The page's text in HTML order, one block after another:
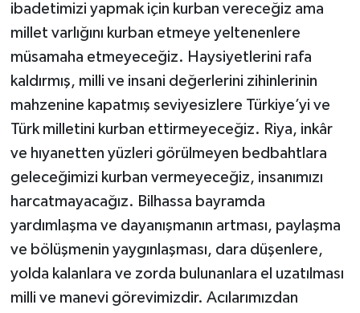
ibadetimizi yapmak için kurban vereceğiz ama
millet varlığını kurban etmeye yeltenenlere
müsamaha etmeyeceğiz. Haysiyetlerini rafa
kaldırmış, milli ve insani değerlerini zihinlerinin
mahzenine kapatmış seviyesizlere Türkiye’yi ve
Türk milletini kurban ettirmeyeceğiz. Riya, inkâr
ve hıyanetten yüzleri görülmeyen bedbahtlara
geleceğimizi kurban vermeyeceğiz, insanımızı
harcatmayacağız. Bilhassa bayramda
yardımlaşma ve dayanışmanın artması, paylaşma
ve bölüşmenin yaygınlaşması, dara düşenlere,
yolda kalanlara ve zorda bulunanlara el uzatılması
milli ve manevi görevimizdir. Acılarımızdan